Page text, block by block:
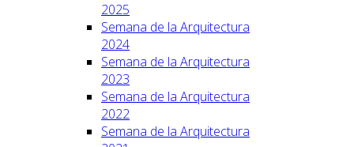
2025
Semana de la Arquitectura
2024
Semana de la Arquitectura
2023
Semana de la Arquitectura
2022
Semana de la Arquitectura